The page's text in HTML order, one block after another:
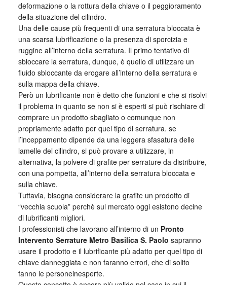
deformazione o la rottura della chiave o il peggioramento
della situazione del cilindro.
Una delle cause più frequenti di una serratura bloccata è
una scarsa lubrificazione o la presenza di sporcizia e
ruggine all’interno della serratura. Il primo tentativo di
sbloccare la serratura, dunque, è quello di utilizzare un
fluido sbloccante da erogare all’interno della serratura e
sulla mappa della chiave.
Però un lubrificante non è detto che funzioni e che si risolvi
il problema in quanto se non si è esperti si può rischiare di
comprare un prodotto sbagliato o comunque non
propriamente adatto per quel tipo di serratura. se
l’inceppamento dipende da una leggera sfasatura delle
lamelle del cilindro, si può provare a utilizzare, in
alternativa, la polvere di grafite per serrature da distribuire,
con una pompetta, all’interno della serratura bloccata e
sulla chiave.
Tuttavia, bisogna considerare la grafite un prodotto di
“vecchia scuola” perchè sul mercato oggi esistono decine
di lubrificanti migliori.
I professionisti che lavorano all’interno di un Pronto
Intervento Serrature Metro Basilica S. Paolo sapranno
usare il prodotto e il lubrificante più adatto per quel tipo di
chiave danneggiata e non faranno errori, che di solito
fanno le personeinesperte.